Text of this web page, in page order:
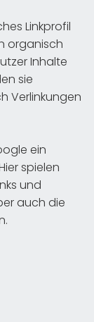
Linkprofil
organisch
Inhalte
sie
Verlinkungen
ein
spielen
und
auch die